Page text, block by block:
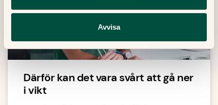
Avvisa
Därför kan det vara svårt att gå ner
i vikt